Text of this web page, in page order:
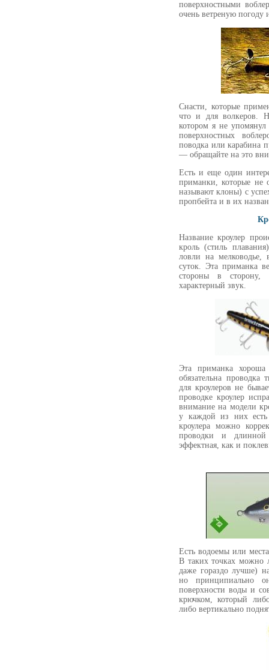
поверхностными
очень ветреную
Снасти, которые
что и для волкеров.
котором я не
поверхностных
поводка или карабина
— обращайте на это
Есть и еще один
приманки, которые не
называют клоны) с
пропбейта и в их
Название кроулер
кроль (стиль
ловли на
суток. Эта приманка
стороны в сторону,
характерный звук.
Эта приманка
обязательна
для кроулеров не
проводке кроулер
внимание на модели
у каждой из них
кроулера можно
проводки и
эффектная, как и
Есть водоемы или
В таких точках можно
даже гораздо лучше)
но принципиально
поверхности воды и
крючком, который
либо вертикально